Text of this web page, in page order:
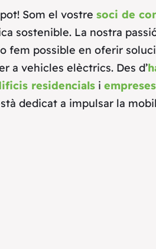
Som el vostre soci de
sostenible. La nostra
fem possible en oferir
a vehicles elèctrics. Des d’
residencialsi empreses
dedicat a impulsar la